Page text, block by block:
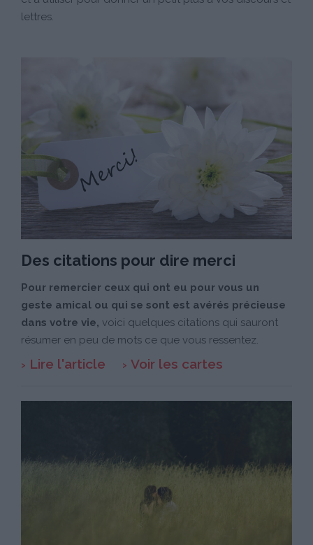
lettres.
Des citations pour dire merci
Pour remercier ceux qui ont eu pour vous un
geste amical ou qui se sont est avérés précieuse
dans votre vie, voici quelques citations qui sauront
résumer en peu de mots ce que vous ressentez.
Lire l'article Voir les cartes